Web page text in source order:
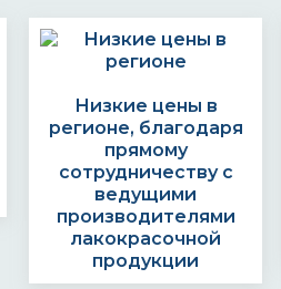
Низкие цены в
регионе, благодаря
прямому
сотрудничеству с
ведущими
производителями
лакокрасочной
продукции